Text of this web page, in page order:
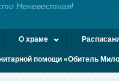
Неневестная!
О храме
помощи «Обитель